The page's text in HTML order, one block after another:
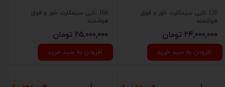
126 تایی سیمکارت خور و فوق
هوشمند
۲۴,۰۰۰,۰۰۰ تومان
افزودن به سبد خرید
168 تایی سیمکارت خور و فوق
هوشمند
۲۵,۰۰۰,۰۰۰ تومان
افزودن به سبد خرید